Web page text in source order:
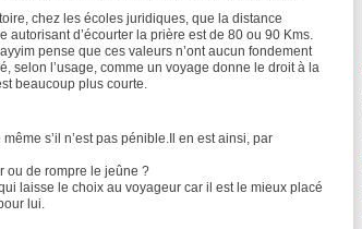
chez les écoles juridiques, que la distance
autorisant d’écourter la prière est de 80 ou 90 Kms.
pense que ces valeurs n’ont aucun fondement
selon l’usage, comme un voyage donne le droit à la
beaucoup plus courte.
s’il n’est pas pénible.Il en est ainsi, par
ou de rompre le jeûne ?
laisse le choix au voyageur car il est le mieux placé
lui.